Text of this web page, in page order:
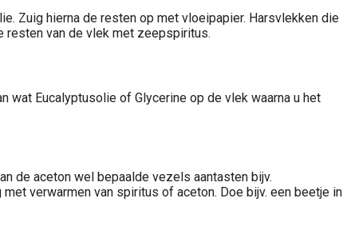
Zuig hierna de resten op met vloeipapier. Harsvlekken die
resten van de vlek met zeepspiritus.
Eucalyptusolie of Glycerine op de vlek waarna u het
de aceton wel bepaalde vezels aantasten bijv.
verwarmen van spiritus of aceton. Doe bijv. een beetje in